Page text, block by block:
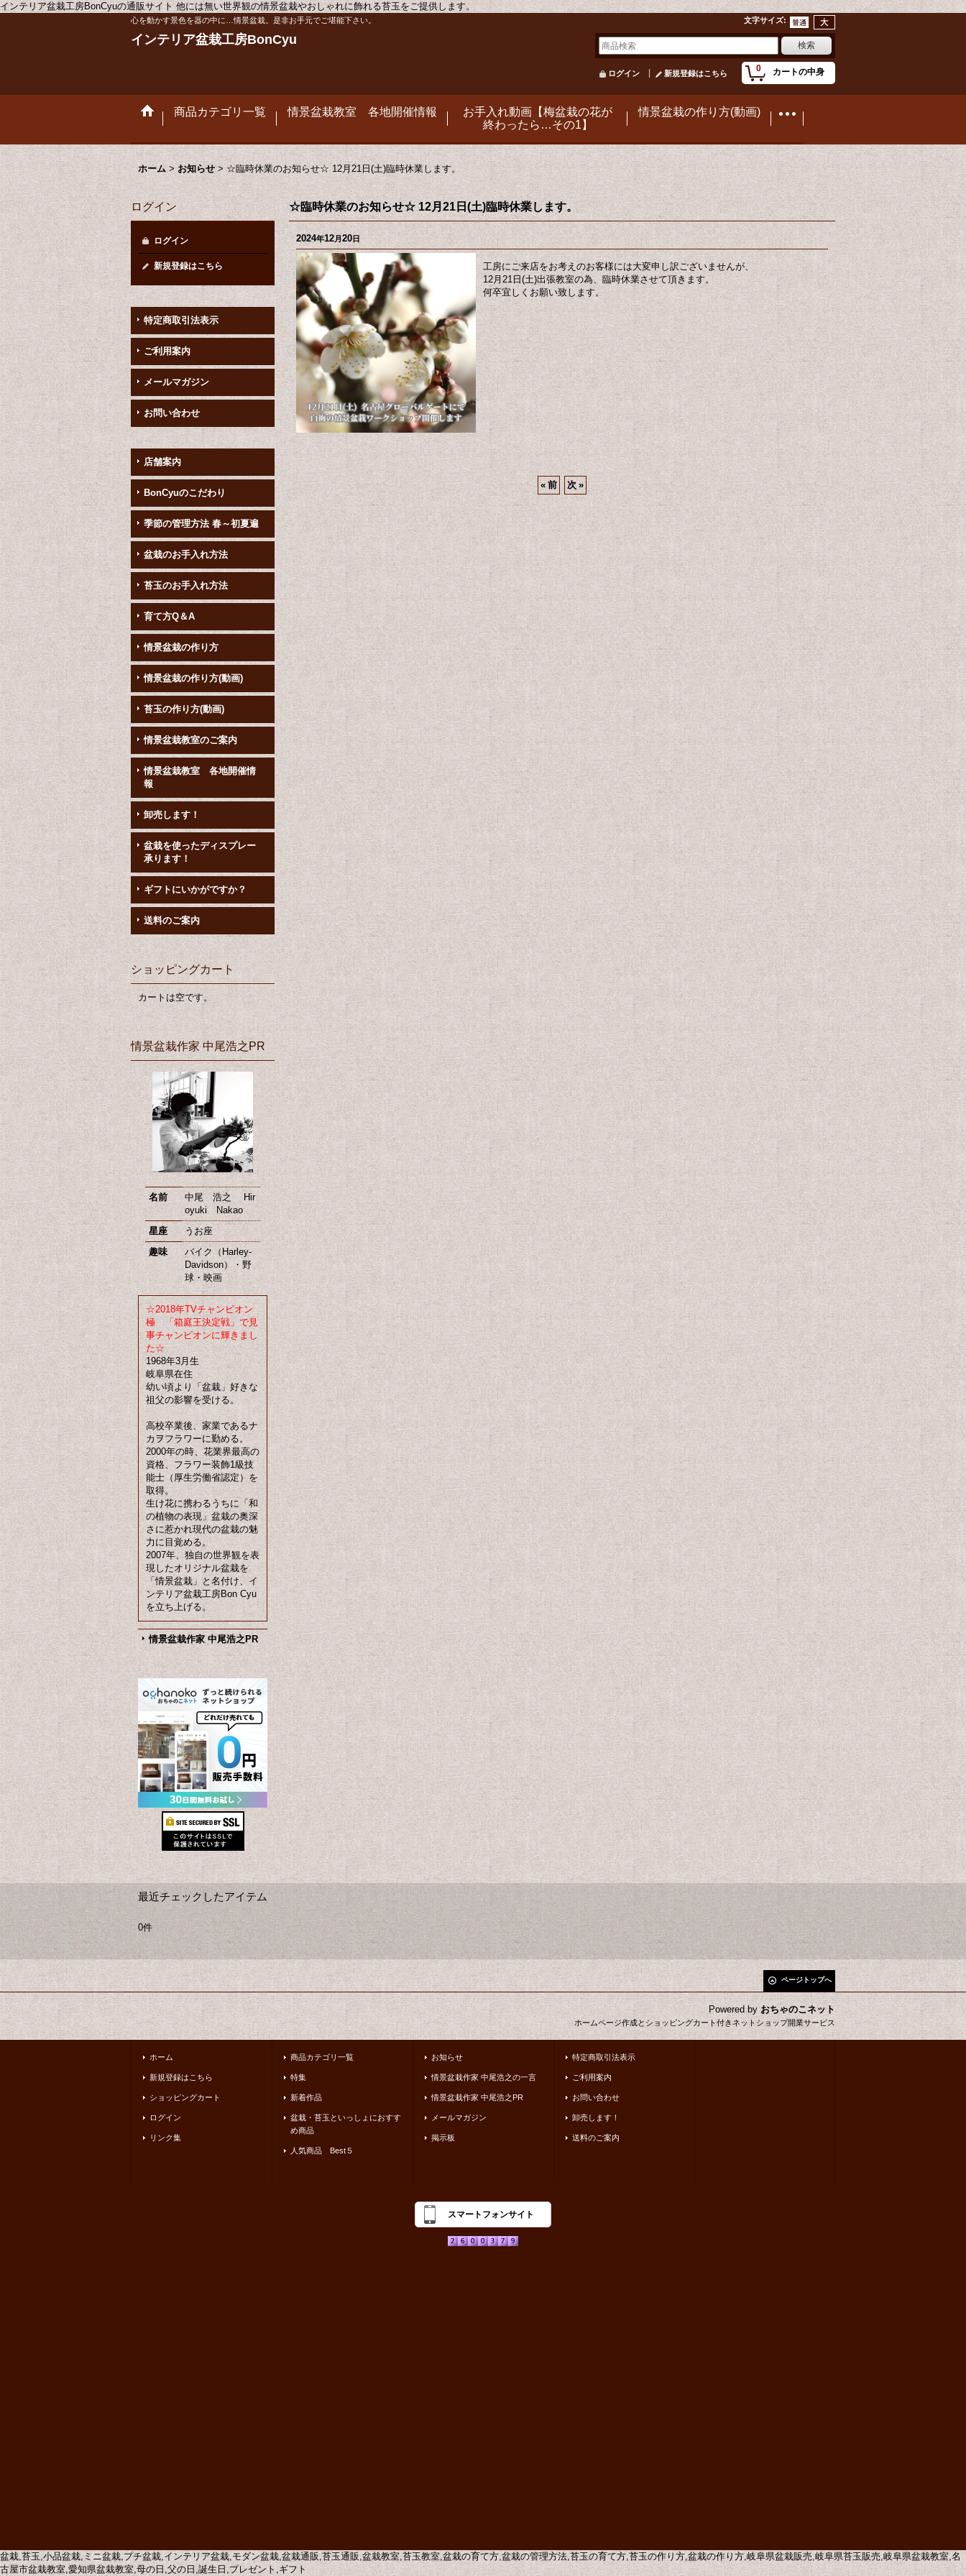
インテリア盆栽工房BonCyuの通販サイト 他には無い世界観の情景盆栽やおしゃれに飾れる苔玉をご提供します。
心を動かす景色を器の中に…情景盆栽。是非お手元でご堪能下さい。 文字サイズ:
インテリア盆栽工房BonCyu
0 カートの中身
ログイン 新規登録はこちら
商品カテゴリ一覧 情景盆栽教室 各地開催情報
お手入れ動画【梅盆栽の花が
終わったら…その1】
情景盆栽の作り方(動画)
ホーム > お知らせ > ☆臨時休業のお知らせ☆ 12月21日(土)臨時休業します。
ログイン
ログイン
新規登録はこちら
特定商取引法表示
ご利用案内
メールマガジン
お問い合わせ
店舗案内
BonCyuのこだわり
季節の管理方法 春～初夏遍
盆栽のお手入れ方法
苔玉のお手入れ方法
育て方Q＆A
情景盆栽の作り方
情景盆栽の作り方(動画)
苔玉の作り方(動画)
情景盆栽教室のご案内
情景盆栽教室 各地開催情
報
卸売します！
盆栽を使ったディスプレー
承ります！
ギフトにいかがですか？
送料のご案内
ショッピングカート
カートは空です。
情景盆栽作家 中尾浩之PR
名前
中尾 浩之 Hir
oyuki Nakao
星座
うお座
趣味
バイク（Harley-
Davidson）・野
球・映画
☆2018年TVチャンピオン
極 「箱庭王決定戦」で見
事チャンピオンに輝きまし
た☆
1968年3月生
岐阜県在住
幼い頃より「盆栽」好きな
祖父の影響を受ける。
高校卒業後、家業であるナ
カヲフラワーに勤める。
2000年の時、花業界最高の
資格、フラワー装飾1級技
能士（厚生労働省認定）を
取得。
生け花に携わるうちに「和
の植物の表現」盆栽の奥深
さに惹かれ現代の盆栽の魅
力に目覚める。
2007年、独自の世界観を表
現したオリジナル盆栽を
「情景盆栽」と名付け、イ
ンテリア盆栽工房Bon Cyu
を立ち上げる。
情景盆栽作家 中尾浩之PR
☆臨時休業のお知らせ☆ 12月21日(土)臨時休業します。
2024年12月20日
工房にご来店をお考えのお客様には大変申し訳ございませんが、
12月21日(土)出張教室の為、臨時休業させて頂きます。
何卒宜しくお願い致します。
« 前 次 »
最近チェックしたアイテム
0件
ページトップへ
Powered byおちゃのこネット
ホームページ作成とショッピングカート付きネットショップ開業サービス
ホーム
新規登録はこちら
ショッピングカート
ログイン
リンク集
商品カテゴリ一覧
特集
新着作品
盆栽・苔玉といっしょにおすす
め商品
人気商品 Best５
お知らせ
情景盆栽作家 中尾浩之の一言
情景盆栽作家 中尾浩之PR
メールマガジン
掲示板
特定商取引法表示
ご利用案内
お問い合わせ
卸売します！
送料のご案内
スマートフォンサイト
盆栽,苔玉,小品盆栽,ミニ盆栽,プチ盆栽,インテリア盆栽,モダン盆栽,盆栽通販,苔玉通販,盆栽教室,苔玉教室,盆栽の育て方,盆栽の管理方法,苔玉の育て方,苔玉の作り方,盆栽の作り方,岐阜県盆栽販売,岐阜県苔玉販売,岐阜県盆栽教室,名
古屋市盆栽教室,愛知県盆栽教室,母の日,父の日,誕生日,プレゼント,ギフト